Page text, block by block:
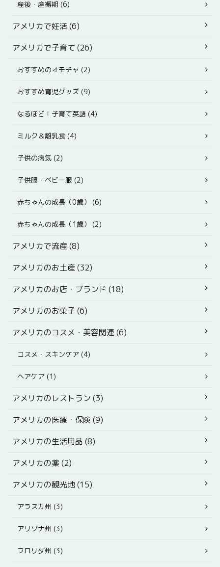
産後・産褥期 (6)
アメリカで妊活 (6)
アメリカで子育て (26)
おすすめのオモチャ (2)
おすすめ育児グッズ (9)
なるほど！子育て英語 (4)
ミルク＆離乳食 (4)
子供の病気 (2)
子供服・ベビー服 (2)
赤ちゃんの成長（0歳） (6)
赤ちゃんの成長（1歳） (2)
アメリカで流産 (8)
アメリカのお土産 (32)
アメリカのお店・ブランド (18)
アメリカのお菓子 (6)
アメリカのコスメ・美容関連 (6)
コスメ・スキンケア (4)
ヘアケア (1)
アメリカのレストラン (3)
アメリカの医療・保険 (9)
アメリカの生活用品 (8)
アメリカの薬 (2)
アメリカの観光地 (15)
アラスカ州 (3)
アリゾナ州 (3)
フロリダ州 (3)